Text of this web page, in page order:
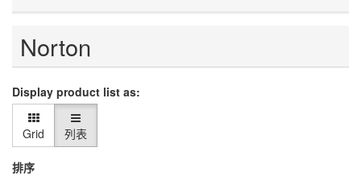
Norton
Display product list as:
Grid 列表
排序